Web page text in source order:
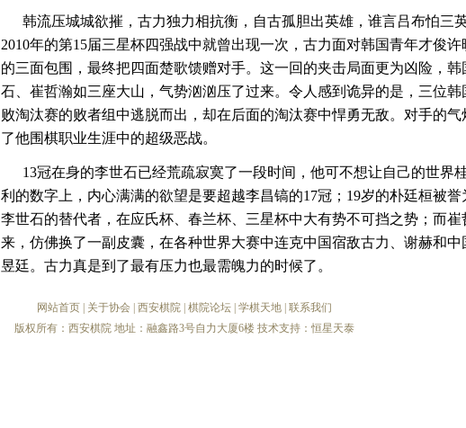
韩流压城城欲摧，古力独力相抗衡，自古孤胆出英雄，谁言吕布怕三
2010年的第15届三星杯四强战中就曾出现一次，古力面对韩国青年才俊
的三面包围，最终把四面楚歌馈赠对手。这一回的夹击局面更为凶险，
石、崔哲瀚如三座大山，气势汹汹压了过来。令人感到诡异的是，三位韩
败淘汰赛的败者组中逃脱而出，却在后面的淘汰赛中悍勇无敌。对手的气
了他围棋职业生涯中的超级恶战。
13冠在身的李世石已经荒疏寂寞了一段时间，他可不想让自己的世界
利的数字上，内心满满的欲望是要超越李昌镐的17冠；19岁的朴廷桓被誉
李世石的替代者，在应氏杯、春兰杯、三星杯中大有势不可挡之势；而崔
来，仿佛换了一副皮囊，在各种世界大赛中连克中国宿敌古力、谢赫和
昱廷。古力真是到了最有压力也最需魄力的时候了。
网站首页 关于协会 西安棋院 棋院论坛 学棋天地 联系我们
版权所有：西安棋院 地址：融鑫路3号自力大厦6楼 技术支持：恒星天泰